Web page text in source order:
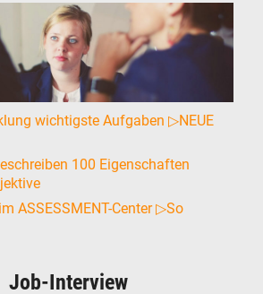
wichtigste Aufgaben ▷NEUE
100 Eigenschaften
ASSESSMENT-Center ▷So
Job-Interview